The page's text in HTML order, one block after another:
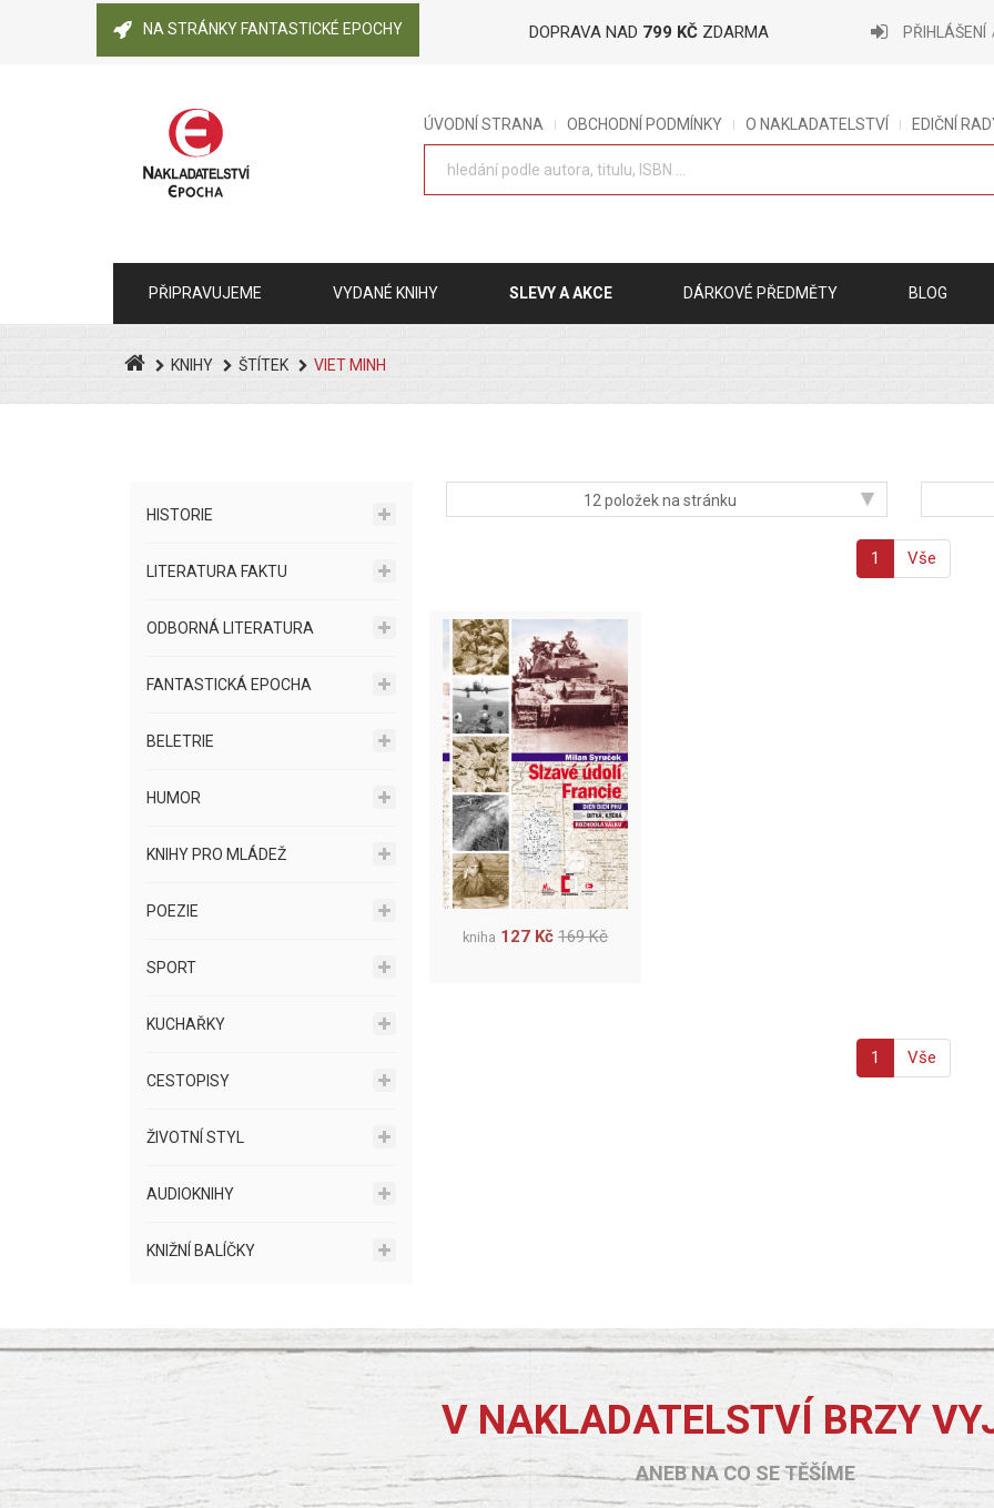
NA STRÁNKY FANTASTICKÉ EPOCHY DOPRAVA NAD 799 KČ ZDARMA PŘIHLÁŠENÍ
ÚVODNÍ STRANA OBCHODNÍ PODMÍNKY O NAKLADATELSTVÍ EDIČNÍ
PŘIPRAVUJEME VYDANÉ KNIHY SLEVY A AKCE DÁRKOVÉ PŘEDMĚTY BLOG
KNIHY ŠTÍTEK VIET MINH
HISTORIE
LITERATURA FAKTU
ODBORNÁ LITERATURA
FANTASTICKÁ EPOCHA
BELETRIE
HUMOR
KNIHY PRO MLÁDEŽ
POEZIE
SPORT
KUCHAŘKY
CESTOPISY
ŽIVOTNÍ STYL
AUDIOKNIHY
KNIŽNÍ BALÍČKY
12 položek na stránku ▾
1 Vše
kniha 127 Kč 169 Kč
1 Vše
V NAKLADATELSTVÍ BRZY
ANEB NA CO SE TĚŠÍME